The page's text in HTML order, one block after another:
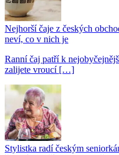
Nejhorší čaje z českých
neví, co v nich je
Ranní čaj patří k
zalijete vroucí […]
Stylistka radí českým